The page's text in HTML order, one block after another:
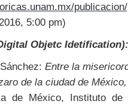
5:00 pm)
Objetc Idetification):
Entre la
de la ciudad de
de México, Instituto